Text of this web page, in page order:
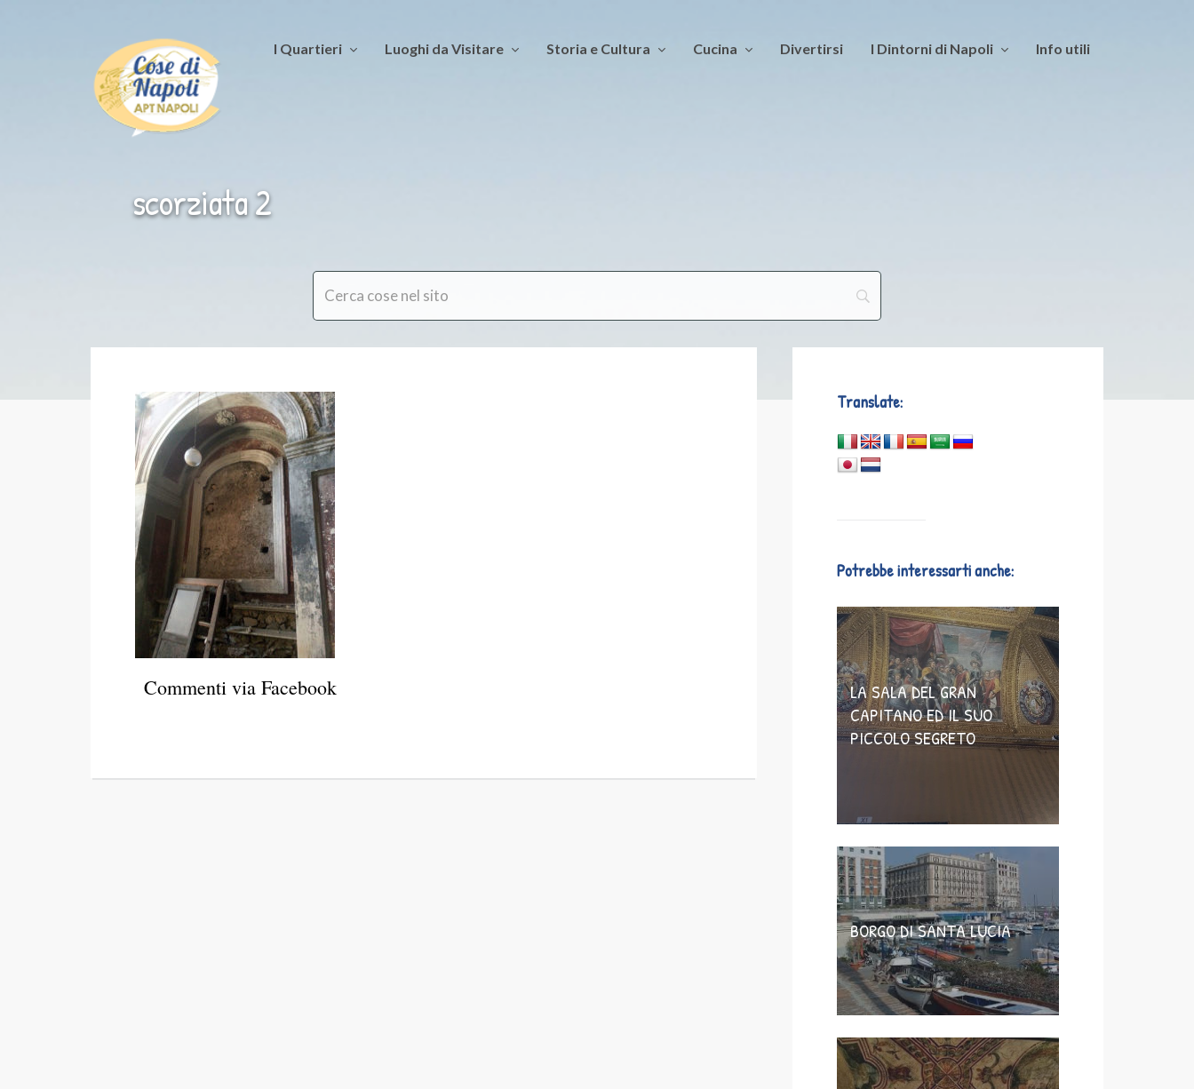
I Quartieri Luoghi da Visitare Storia e Cultura Cucina Divertirsi I Dintorni di Napoli Info utili
scorziata 2
Commenti via Facebook
Translate:
Potrebbe interessarti anche:
LA SALA DEL GRAN
CAPITANO ED IL SUO
PICCOLO SEGRETO
BORGO DI SANTA LUCIA